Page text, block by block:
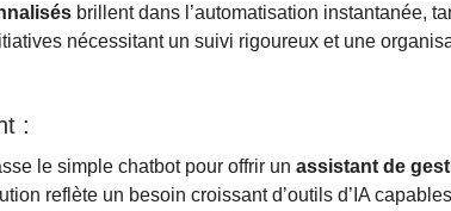
brillent dans l’automatisation instantanée,
nécessitant un suivi rigoureux et une
:
le simple chatbot pour offrir un assistant de
reflète un besoin croissant d’outils d’IA